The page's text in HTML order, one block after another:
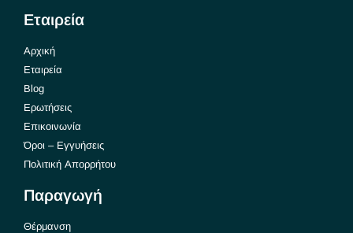
Εταιρεία
Αρχική
Εταιρεία
Blog
Ερωτήσεις
Επικοινωνία
Όροι – Εγγυήσεις
Πολιτική Απορρήτου
Παραγωγή
Θέρμανση